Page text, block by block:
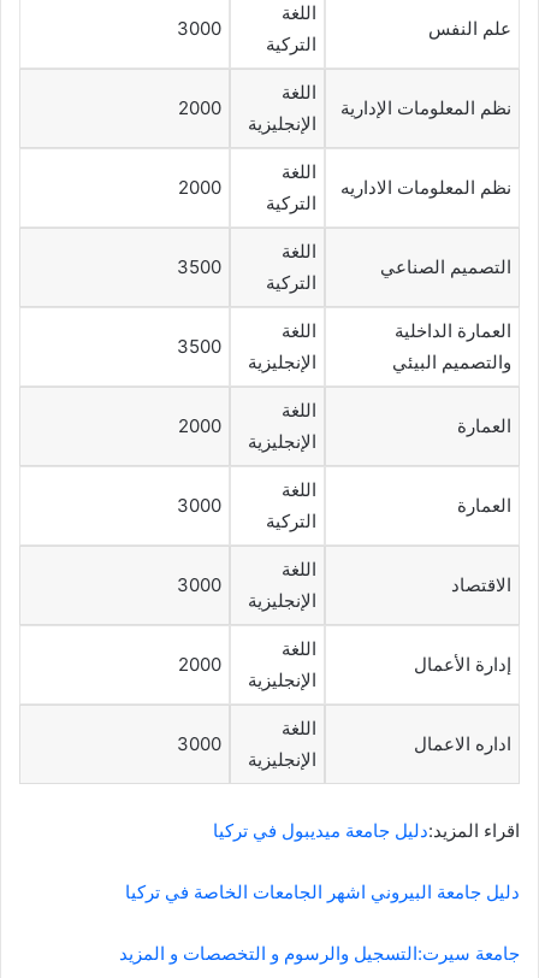
علم النفس
اللغة
التركية
3000
نظم المعلومات الإدارية
اللغة
الإنجليزية
2000
نظم المعلومات الاداريه
اللغة
التركية
2000
التصميم الصناعي
اللغة
التركية
3500
العمارة الداخلية
والتصميم البيئي
اللغة
الإنجليزية
3500
العمارة
اللغة
الإنجليزية
2000
العمارة
اللغة
التركية
3000
الاقتصاد
اللغة
الإنجليزية
3000
إدارة الأعمال
اللغة
الإنجليزية
2000
اداره الاعمال
اللغة
الإنجليزية
3000
اقراء المزيد:دليل جامعة ميديبول في تركيا
دليل جامعة البيروني اشهر الجامعات الخاصة في تركيا
جامعة سيرت:التسجيل والرسوم و التخصصات و المزيد